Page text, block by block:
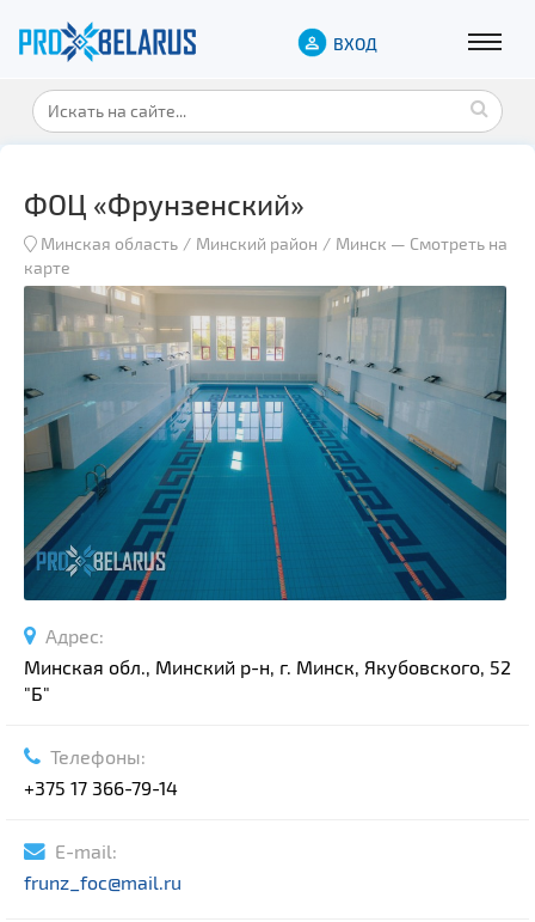
ВХОД
ФОЦ «Фрунзенский»
Минская область Минский район Минск — Смотреть на
карте
Адрес:
Минская обл., Минский р-н, г. Минск, Якубовского, 52
"Б"
Телефоны:
+375 17 366-79-14
E-mail:
frunz_foc@mail.ru